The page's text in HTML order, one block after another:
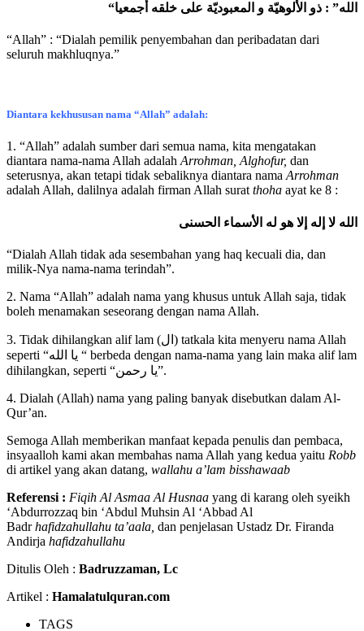
“الله” : ذو الألوهيّة و المعبوديّة على خلقه أجمعيا
“Allah” : “Dialah pemilik penyembahan dan peribadatan dari
seluruh makhluqnya.”
Diantara kekhususan nama “Allah” adalah:
1. “Allah” adalah sumber dari semua nama, kita mengatakan
diantara nama-nama Allah adalah Arrohman, Alghofur, dan
seterusnya, akan tetapi tidak sebaliknya diantara nama Arrohman
adalah Allah, dalilnya adalah firman Allah surat thoha ayat ke 8 :
الله لا إله إلا هو له الأسماء الحسنى
“Dialah Allah tidak ada sesembahan yang haq kecuali dia, dan
milik-Nya nama-nama terindah”.
2. Nama “Allah” adalah nama yang khusus untuk Allah saja, tidak
boleh menamakan seseorang dengan nama Allah.
3. Tidak dihilangkan alif lam (ال) tatkala kita menyeru nama Allah
seperti “يا الله “ berbeda dengan nama-nama yang lain maka alif lam
dihilangkan, seperti “يا رحمن”.
4. Dialah (Allah) nama yang paling banyak disebutkan dalam Al-
Qur’an.
Semoga Allah memberikan manfaat kepada penulis dan pembaca,
insyaalloh kami akan membahas nama Allah yang kedua yaitu Robb
di artikel yang akan datang, wallahu a’lam bisshawaab
Referensi : Fiqih Al Asmaa Al Husnaa yang di karang oleh syeikh
‘Abdurrozzaq bin ‘Abdul Muhsin Al ‘Abbad Al
Badrhafidzahullahu ta’aala, dan penjelasan Ustadz Dr. Firanda
Andirja hafidzahullahu
Ditulis Oleh : Badruzzaman, Lc
Artikel : Hamalatulquran.com
TAGS